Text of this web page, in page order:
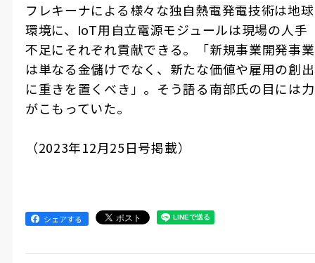
フレキーナによる様々な独自熱電発電技術は地球
環境に、 IoT用自立電源モジュールは現場の人手
不足にそれぞれ貢献できる。「新規事業開発事業
は単なる金儲けでなく、新たな価値や雇用の創出
に重きを置くべき」。そう語る南部氏の目には力
がこもっていた。
（2023年12月25日号掲載）
シェアする